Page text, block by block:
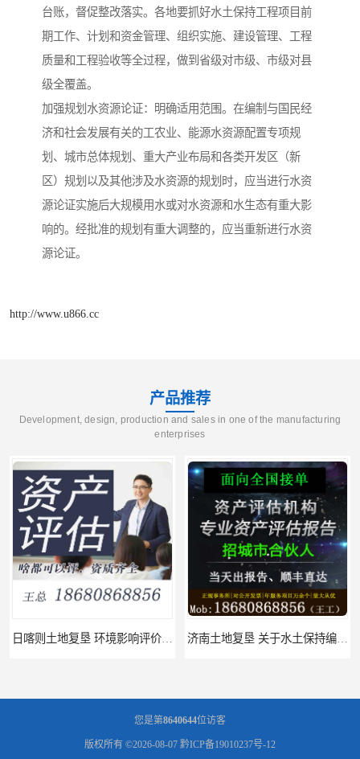
台账，督促整改落实。各地要抓好水土保持工程项目前
期工作、计划和资金管理、组织实施、建设管理、工程
质量和工程验收等全过程，做到省级对市级、市级对县
级全覆盖。
加强规划水资源论证：明确适用范围。在编制与国民经
济和社会发展有关的工农业、能源水资源配置专项规
划、城市总体规划、重大产业布局和各类开发区（新
区）规划以及其他涉及水资源的规划时，应当进行水资
源论证实施后大规模用水或对水资源和水生态有重大影
响的。经批准的规划有重大调整的，应当重新进行水资
源论证。
http://www.u866.cc
产品推荐
Development, design, production and sales in one of the manufacturing
enterprises
日喀则土地复垦 环境影响评价报告 公司 济南土地复垦 关于水土保持编制 服务
您是第8640644位访客
版权所有 ©2026-08-07 黔ICP备19010237号-12